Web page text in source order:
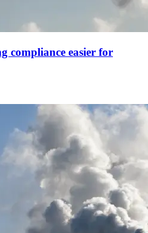
compliance easier for